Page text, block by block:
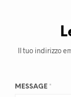
Il tuo indirizzo
MESSAGE *